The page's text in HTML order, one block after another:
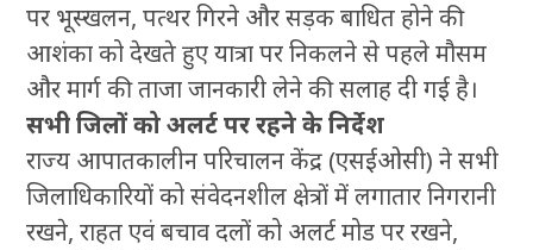
पर भूस्खलन, पत्थर गिरने और सड़क बाधित होने की
आशंका को देखते हुए यात्रा पर निकलने से पहले मौसम
और मार्ग की ताजा जानकारी लेने की सलाह दी गई है।
सभी जिलों को अलर्ट पर रहने के निर्देश
राज्य आपातकालीन परिचालन केंद्र (एसईओसी) ने सभी
जिलाधिकारियों को संवेदनशील क्षेत्रों में लगातार निगरानी
रखने, राहत एवं बचाव दलों को अलर्ट मोड पर रखने,